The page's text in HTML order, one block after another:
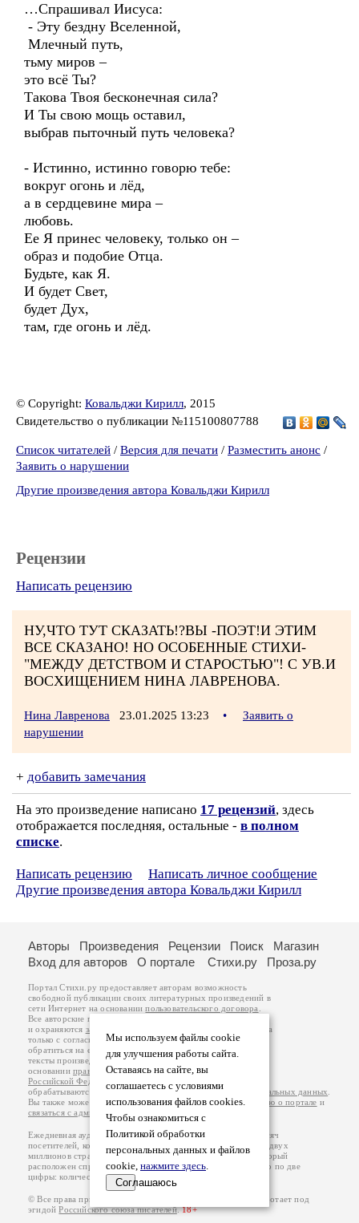
…Спрашивал Иисуса:
- Эту бездну Вселенной,
Млечный путь,
тьму миров –
это всё Ты?
Такова Твоя бесконечная сила?
И Ты свою мощь оставил,
выбрав пыточный путь человека?
- Истинно, истинно говорю тебе:
вокруг огонь и лёд,
а в сердцевине мира –
любовь.
Ее Я принес человеку, только он –
образ и подобие Отца.
Будьте, как Я.
И будет Свет,
будет Дух,
там, где огонь и лёд.
© Copyright: Ковальджи Кирилл, 2015
Свидетельство о публикации №115100807788
Список читателей / Версия для печати / Разместить анонс /
Заявить о нарушении
Другие произведения автора Ковальджи Кирилл
Рецензии
Написать рецензию
НУ,ЧТО ТУТ СКАЗАТЬ!?ВЫ -ПОЭТ!И ЭТИМ
ВСЕ СКАЗАНО! НО ОСОБЕННЫЕ СТИХИ-
"МЕЖДУ ДЕТСТВОМ И СТАРОСТЬЮ"! С УВ.И
ВОСХИЩЕНИЕМ НИНА ЛАВРЕНОВА.
Нина Лавренова 23.01.2025 13:23 •
Заявить о
нарушении
+ добавить замечания
На это произведение написано 17 рецензий, здесь
отображается последняя, остальные - в полном
списке.
Написать рецензию
Написать личное сообщение
Другие произведения автора Ковальджи Кирилл
Мы используем файлы cookie
для улучшения работы сайта.
Оставаясь на сайте, вы
соглашаетесь с условиями
использования файлов cookies.
Чтобы ознакомиться с
Политикой обработки
персональных данных и файлов
cookie, нажмите здесь.
Соглашаюсь
Авторы Произведения Рецензии Поиск
Магазин
Вход для авторов
О портале Стихи.ру Проза.ру
Портал Стихи.ру предоставляет авторам возможность
свободной публикации своих литературных произведений в
сети Интернет на основаниипользовательского договора
Все авторские права на произведения принадлежат авторам
и охраняются законом
. Перепечатка произведений возможна
только с согласия его автора, к которому вы можете
обратиться на его авторской странице. Ответственность за
тексты произведений авторы несут самостоятельно на
основанииправил публикацииизаконодательства
Российской Федерации
обрабатываются на основанииПолитики обработки персональных данных
Вы также можете посмотреть более подробнуюинформацию о портале и
связаться с администрацией
Ежедневная аудитория портала Стихи.ру – порядка 200 тысяч
посетителей, которые в общей сумме просматривают более двух
миллионов страниц по данным счетчика посещаемости, который
расположен справа от этого текста. В каждой графе указано по две
цифры: количество просмотров и количество посетителей.
© Все права принадлежат авторам, 2000-2026. Портал работает под
эгидойРоссийского союза писателей.18+